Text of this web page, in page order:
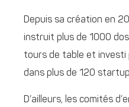
Depuis sa création en
instruit plus de 1000
tours de table et investi
dans plus de 120
D’ailleurs, les comités